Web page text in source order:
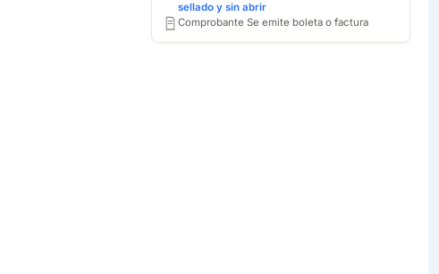
sellado y sin abrir
Comprobante Se emite boleta o factura